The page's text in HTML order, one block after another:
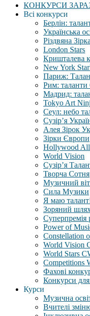
КОНКУРСИ
Всі конкурси
Берлін:
Українська
Різдвяна Зірка
London Stars
Кришталева
New York
Париж:
Рим:
Мадрид:
Tokyo Art
Сеул: небо
Сузір’я
Алея Зірок
Зірки Європи
Hollywood
World Vision
Сузір’я
Творча Сотня
Музичний
Сила Музики
Я маю
Зоряний
Суперпремія
Power of
Constellation
World Vision
World Stars
Competitions
Фахові
Конкурси для
Курси
Музична
Вчителі